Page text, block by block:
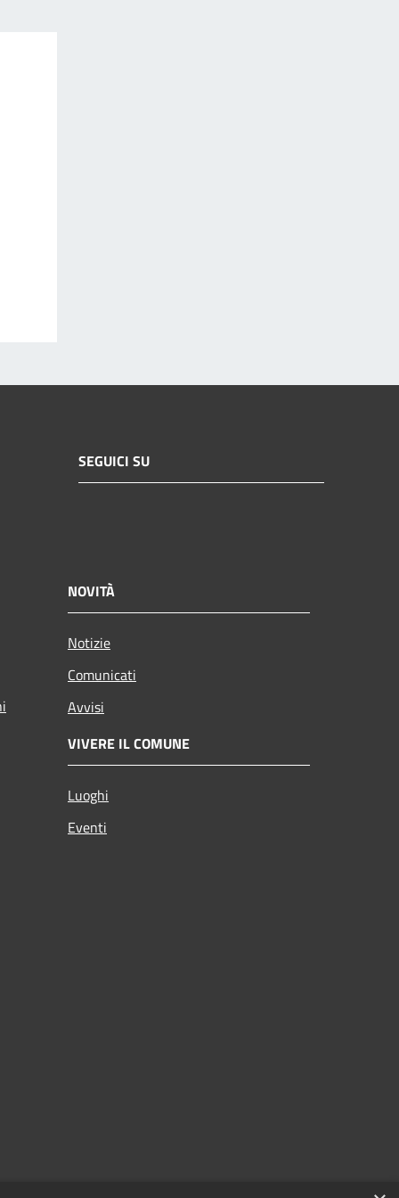
SEGUICI SU
NOVITÀ
Notizie
Comunicati
Avvisi
VIVERE IL COMUNE
Luoghi
Eventi